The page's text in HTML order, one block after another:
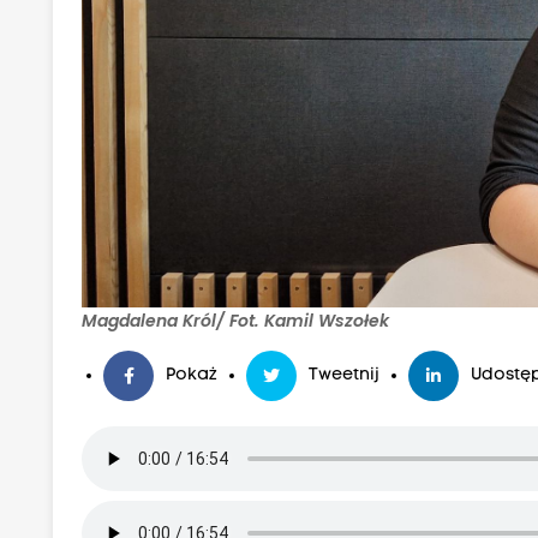
Magdalena Król/ Fot. Kamil Wszołek
Pokaż Tweetnij